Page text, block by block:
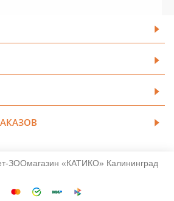
ЗООмагазин «КАТИКО» Калининград